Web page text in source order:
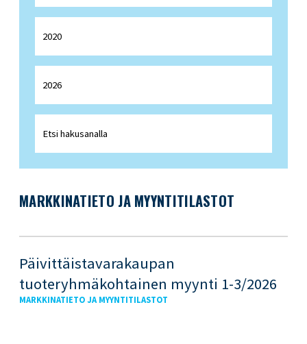
MARKKINATIETO JA MYYNTITILASTOT
Päivittäistavarakaupan
tuoteryhmäkohtainen myynti 1-3/2026
MARKKINATIETO JA MYYNTITILASTOT